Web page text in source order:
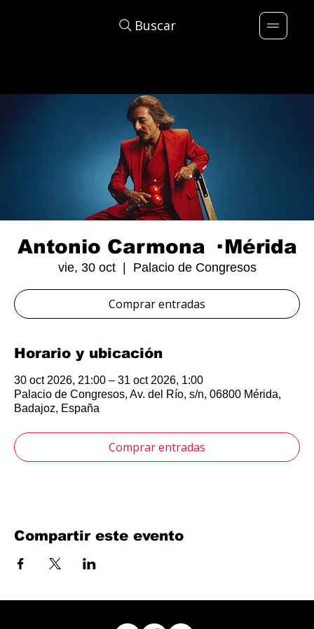
Buscar
Antonio Carmona · Mérida
vie, 30 oct
  |
Palacio de Congresos
Comprar entradas
Horario y ubicación
30 oct 2026, 21:00 – 31 oct 2026, 1:00
Palacio de Congresos, Av. del Río, s/n, 06800 Mérida,
Badajoz, España
Comprar entradas
Compartir este evento